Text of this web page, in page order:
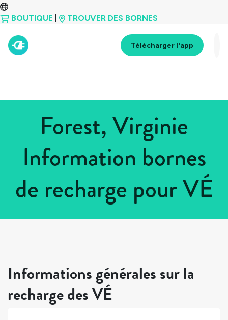
BOUTIQUE TROUVER DES BORNES
Télécharger l'app
Forest, Virginie
Information bornes
de recharge pour VÉ
États-Unis > Virginie
Informations générales sur la
recharge des VÉ